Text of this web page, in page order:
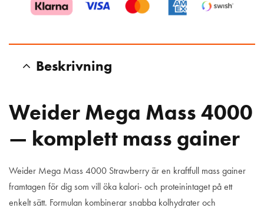
Beskrivning
Weider Mega Mass 4000
— komplett mass gainer
Weider Mega Mass 4000 Strawberry är en kraftfull mass gainer
framtagen för dig som vill öka kalori- och proteinintaget på ett
enkelt sätt. Formulan kombinerar snabba kolhydrater och